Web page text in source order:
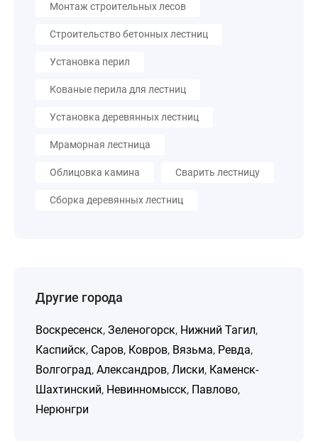
Монтаж строительных лесов
Строительство бетонных лестниц
Установка перил
Кованые перила для лестниц
Установка деревянных лестниц
Мраморная лестница
Облицовка камина Сварить лестницу
Сборка деревянных лестниц
Другие города
Воскресенск, Зеленогорск, Нижний Тагил,
Каспийск, Саров, Ковров, Вязьма, Ревда,
Волгоград, Александров, Лиски, Каменск-
Шахтинский, Невинномысск, Павлово,
Нерюнгри